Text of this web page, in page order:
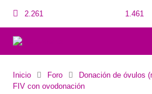
2.261 1.461
Inicio Foro Donación de óvulos
FIV con ovodonación